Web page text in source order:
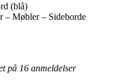
(blå)
– Møbler – Sideborde
på 16 anmeldelser